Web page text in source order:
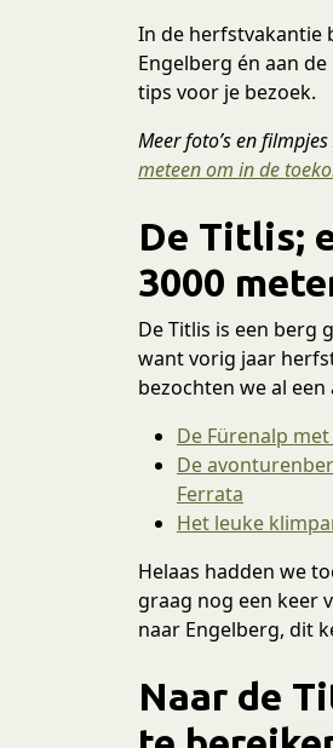
In de herfstvakantie
Engelberg én aan
tips voor je bezoek.
Meer foto’s en filmpjes
meteen om in de
De Titlis;
3000
De Titlis is een berg
want vorig jaar
bezochten we al
De Fürenalp
De
Ferrata
Het leuke
Helaas hadden we
graag nog een keer
naar Engelberg, dit
Naar de